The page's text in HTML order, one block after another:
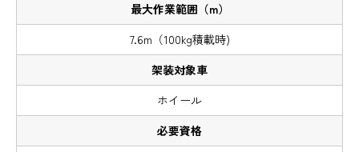
7.6m（100kg積載時)
ホイール